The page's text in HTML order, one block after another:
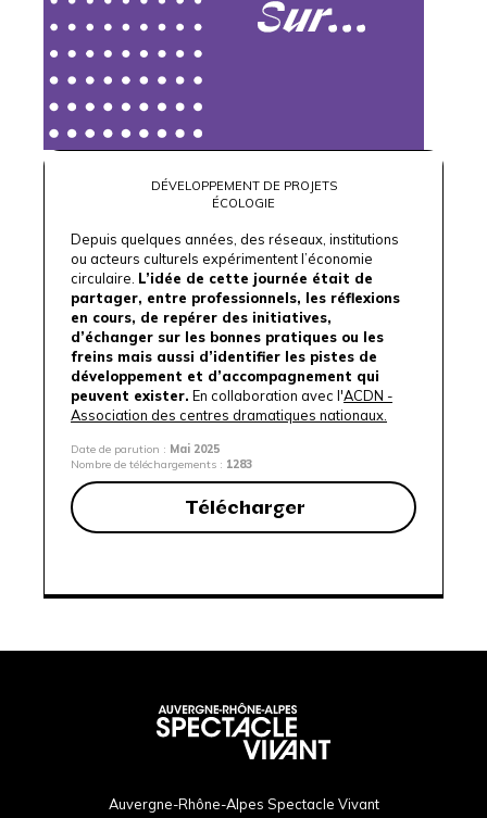
DÉVELOPPEMENT DE PROJETS
ÉCOLOGIE
Depuis quelques années, des réseaux, institutions
ou acteurs culturels expérimentent l’économie
circulaire. L’idée de cette journée était de
partager, entre professionnels, les réflexions
en cours, de repérer des initiatives,
d’échanger sur les bonnes pratiques ou les
freins mais aussi d’identifier les pistes de
développement et d’accompagnement qui
peuvent exister. En collaboration avec l'ACDN -
Association des centres dramatiques nationaux.
Date de parution : Mai 2025
Nombre de téléchargements : 1283
Télécharger
Auvergne-Rhône-Alpes Spectacle Vivant